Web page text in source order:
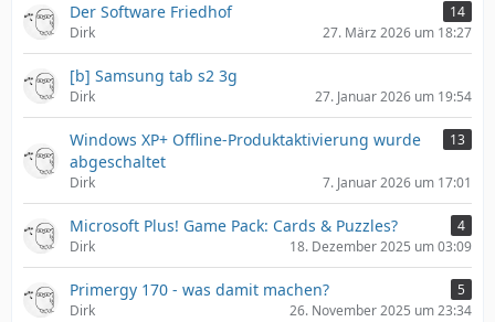
Der Software Friedhof
14
Dirk
27. März 2026 um 18:27
[b] Samsung tab s2 3g
Dirk 27. Januar 2026 um 19:54
Windows XP+ Offline-Produktaktivierung wurde
abgeschaltet
13
Dirk 7. Januar 2026 um 17:01
Microsoft Plus! Game Pack: Cards & Puzzles?
4
Dirk
18. Dezember 2025 um 03:09
Primergy 170 - was damit machen?
5
Dirk
26. November 2025 um 23:34